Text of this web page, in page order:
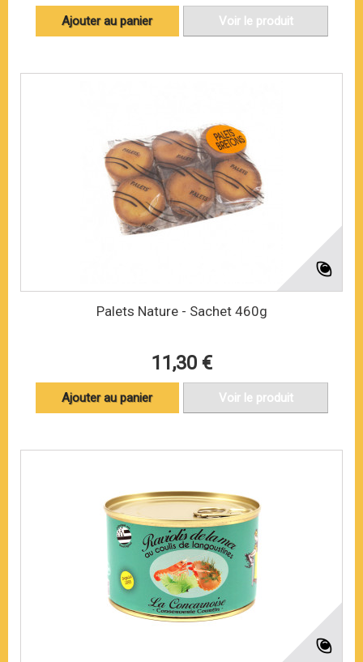
Ajouter au panier Voir le produit
Palets Nature - Sachet 460g
11,30 €
Ajouter au panier Voir le produit